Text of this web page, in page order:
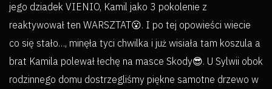
jego dziadek VIENIO, Kamil jako 3 pokolenie z
reaktywował ten WARSZTAT😮. I po tej opowieści wiecie
co się stało…, minęła tyci chwilka i już wisiała tam koszula a
brat Kamila polewał łechę na masce Skody😎. U Sylwii obok
rodzinnego domu dostrzegliśmy piękne samotne drzewo w